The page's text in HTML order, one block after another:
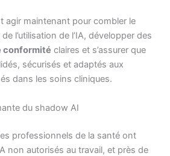
agir maintenant pour combler le
l’utilisation de l’IA, développer des
conformité claires et s’assurer que
sécurisés et adaptés aux
dans les soins cliniques.
du shadow AI
professionnels de la santé ont
non autorisés au travail, et près de